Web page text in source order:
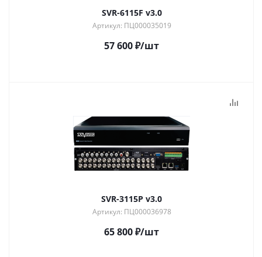
SVR-6115F v3.0
Артикул: ПЦ000035019
57 600₽/шт
SVR-3115P v3.0
Артикул: ПЦ000036978
65 800₽/шт